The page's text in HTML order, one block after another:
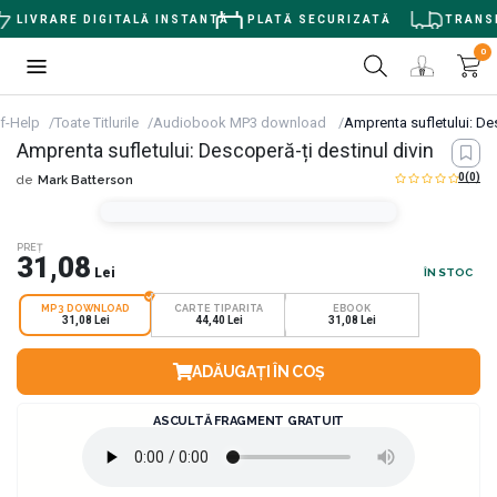
LIVRARE DIGITALĂ INSTANTĂ PLATĂ SECURIZATĂ
0
Help Toate Titlurile Audiobook MP3 download Amprenta sufletului:
Amprenta sufletului: Descoperă-ți destinul divin
de Mark Batterson 0(0)
PREȚ
31,08 Lei ÎN STOC
MP3 DOWNLOAD
31,08 Lei
CARTE TIPARITA
44,40 Lei
EBOOK
31,08 Lei
ADĂUGAȚI ÎN COȘ
ASCULTĂ FRAGMENT GRATUIT